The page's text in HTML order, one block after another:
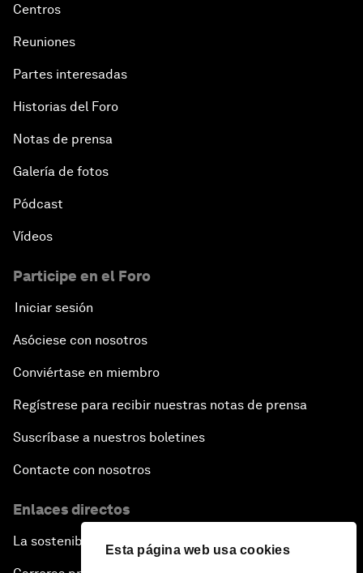
Esta página web usa cookies
Centros
Reuniones
Partes interesadas
Historias del Foro
Notas de prensa
Galería de fotos
Pódcast
Vídeos
Participe en el Foro
Iniciar sesión
Asóciese con nosotros
Conviértase en miembro
Regístrese para recibir nuestras notas de prensa
Suscríbase a nuestros boletines
Contacte con nosotros
Enlaces directos
La sostenibilidad en el Foro